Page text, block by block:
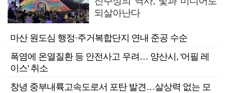
되살아난다
마산 원도심 행정·주거복합단지 연내 준공 수순
폭염에 온열질환 등 안전사고 우려… 양산시, '어필 레
이스' 취소
창녕 중부내륙고속도로서 포탄 발견…살상력 없는 모